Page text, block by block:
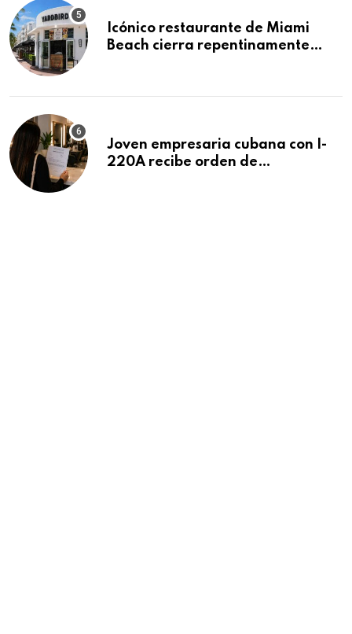
Icónico restaurante de Miami
Beach cierra repentinamente
Joven empresaria cubana con I-
220A recibe orden de